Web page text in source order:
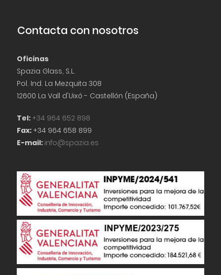
Contacta con nosotros
Oficinas
Spazia Glass, S.L.
Pol. Ind. La Mezquita 308
12600 La Vall d'Uixó - Castellón (España)
Tel: +34 964 652 898
Fax: +34 964 658 899
E-mail: info@spazia.es